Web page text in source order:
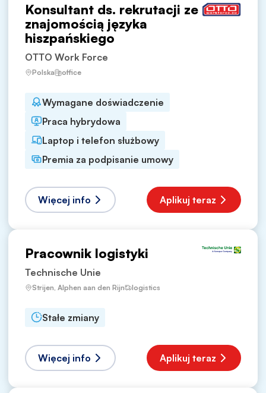
Konsultant ds. rekrutacji ze
znajomością języka
hiszpańskiego
OTTO Work Force
Polska office
Wymagane doświadczenie
Praca hybrydowa
Laptop i telefon służbowy
Premia za podpisanie umowy
Więcej info Aplikuj teraz
Pracownik logistyki
Technische Unie
Strijen, Alphen aan den Rijn logistics
Stałe zmiany
Więcej info Aplikuj teraz